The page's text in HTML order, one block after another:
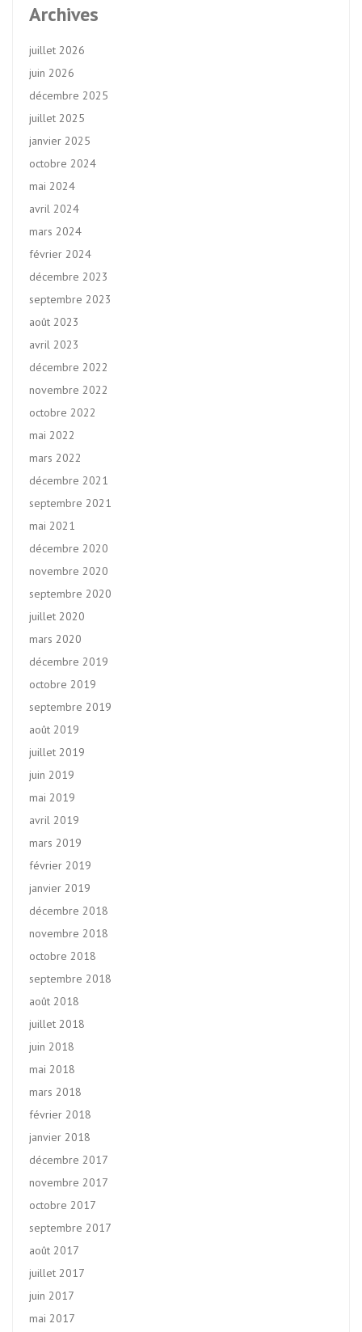
Archives
juillet 2026
juin 2026
décembre 2025
juillet 2025
janvier 2025
octobre 2024
mai 2024
avril 2024
mars 2024
février 2024
décembre 2023
septembre 2023
août 2023
avril 2023
décembre 2022
novembre 2022
octobre 2022
mai 2022
mars 2022
décembre 2021
septembre 2021
mai 2021
décembre 2020
novembre 2020
septembre 2020
juillet 2020
mars 2020
décembre 2019
octobre 2019
septembre 2019
août 2019
juillet 2019
juin 2019
mai 2019
avril 2019
mars 2019
février 2019
janvier 2019
décembre 2018
novembre 2018
octobre 2018
septembre 2018
août 2018
juillet 2018
juin 2018
mai 2018
mars 2018
février 2018
janvier 2018
décembre 2017
novembre 2017
octobre 2017
septembre 2017
août 2017
juillet 2017
juin 2017
mai 2017